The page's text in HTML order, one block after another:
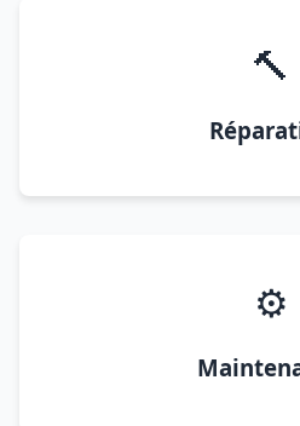
🔨
⚙️